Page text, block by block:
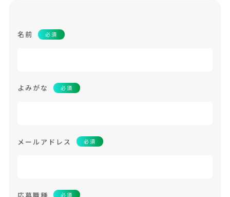
名前 必須
よみがな 必須
メールアドレス 必須
応募職種 必須